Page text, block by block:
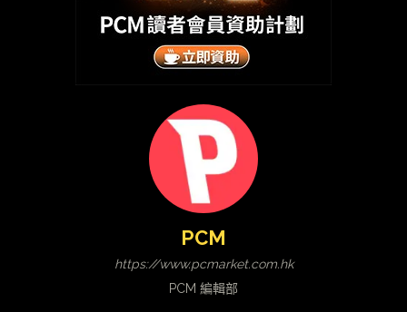
PCM
https://www.pcmarket.com.hk
PCM 編輯部